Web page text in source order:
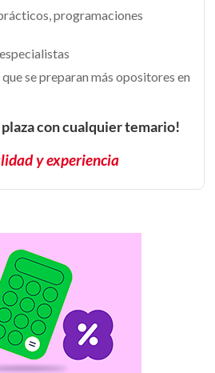
programaciones
se preparan más opositores en
plaza con cualquier temario!
y experiencia